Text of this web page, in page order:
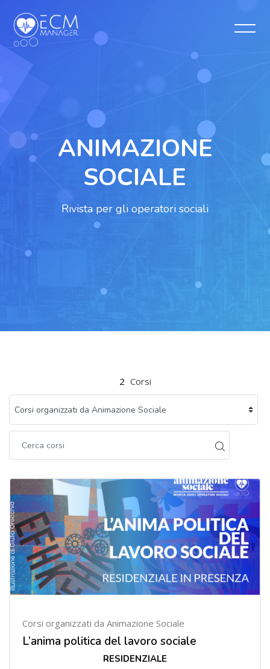
ANIMAZIONE
SOCIALE
Rivista per gli operatori sociali
2 Corsi
Corsi organizzati da Animazione Sociale
L’anima politica del lavoro sociale
RESIDENZIALE